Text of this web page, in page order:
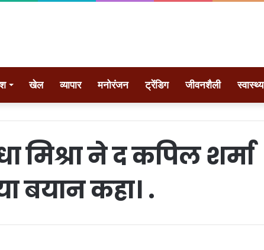
खेल व्यापार मनोरंजन ट्रेंडिग जीवनशैली स्वास्थ्य
मिश्रा ने द कपिल शर्मा
बयान कहा। .